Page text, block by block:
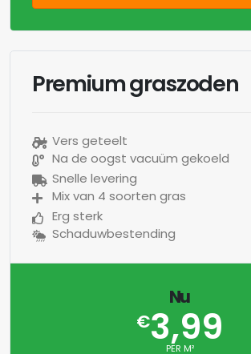
Premium graszoden
Vers geteelt
Na de oogst vacuüm gekoeld
Snelle levering
Mix van 4 soorten gras
Erg sterk
Schaduwbestending
Nu
€3,99
PER M²